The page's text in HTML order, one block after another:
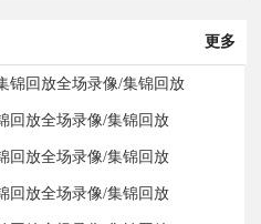
更多
锦回放全场录像/集锦回放
回放全场录像/集锦回放
回放全场录像/集锦回放
回放全场录像/集锦回放